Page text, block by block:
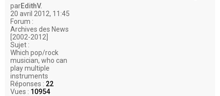
parEdithV.
20 avril 2012, 11:45
Forum :
Archives des News
[2002-2012]
Sujet :
Which pop/rock
musician, who can
play multiple
instruments
Réponses : 22
Vues : 10954